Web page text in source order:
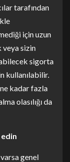
tarafından
için uzun
veya sizin
sigorta
kullanılabilir.
kadar fazla
olasılığı da
genel